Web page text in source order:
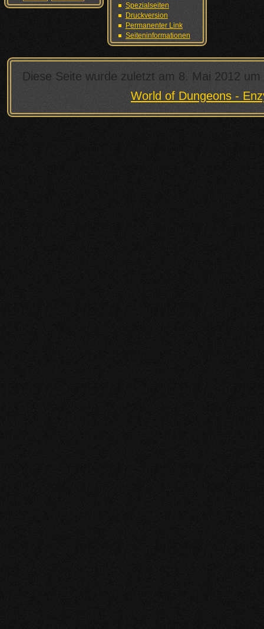
Spezialseiten
Druckversion
Permanenter Link
Seiten­informationen
Diese Seite wurde zuletzt am 8. Mai 2012
World of Dungeons -